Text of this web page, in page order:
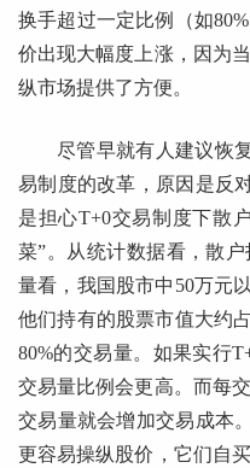
换手超过一定比例（如
价出现大幅度上涨，因为
纵市场提供了方便。
尽管早就有人建议恢
易制度的改革，原因是反
是担心T+0交易制度下散
菜”。从统计数据看，散
量看，我国股市中50万元
他们持有的股票市值大约
80%的交易量。如果实行
交易量比例会更高。而每
交易量就会增加交易成本
更容易操纵股价，它们自